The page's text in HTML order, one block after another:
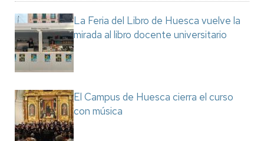
La Feria del Libro de Huesca vuelve la
mirada al libro docente universitario
El Campus de Huesca cierra el curso
con música